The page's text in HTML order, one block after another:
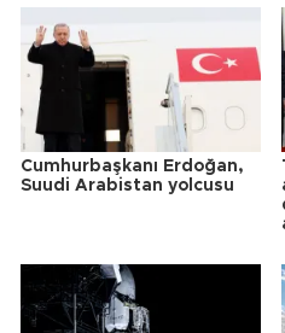
Cumhurbaşkanı Erdoğan,
Suudi Arabistan yolcusu